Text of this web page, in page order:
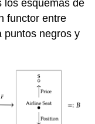
los esquemas de
functor entre
puntos negros y